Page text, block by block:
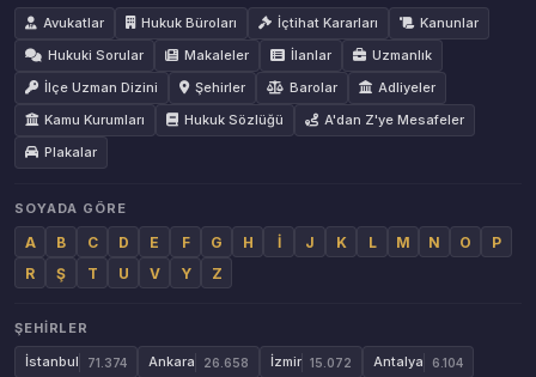
Avukatlar
Hukuk Büroları İçtihat Kararları
Kanunlar
Hukuki Sorular
Makaleler İlanlar
Uzmanlık
İlçe Uzman Dizini
Şehirler Barolar
Adliyeler
Kamu Kurumları
Hukuk Sözlüğü
A'dan Z'ye Mesafeler
Plakalar
SOYADA GÖRE
A B C D E F G H İ J K L M N O
P
R
Ş T U V Y Z
ŞEHIRLER
İstanbul
71.374 Ankara 26.658 İzmir 15.072 Antalya 6.104